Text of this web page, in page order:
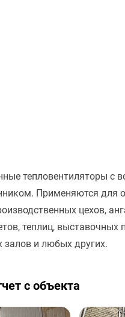
тепловентиляторы с
Применяются для
цехов,
теплиц, выставочных
залов и любых других.
с объекта